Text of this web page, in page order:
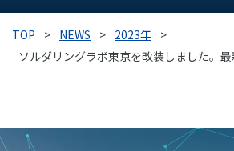
導入事例
各種サポート
企業情報
TOP > NEWS > 2023年 >
ソルダリングラボ東京を改装しました。